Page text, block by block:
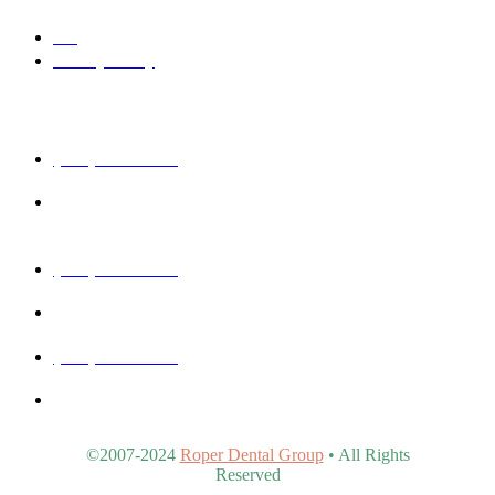
©2007-2024 Roper Dental Group • All Rights
Reserved